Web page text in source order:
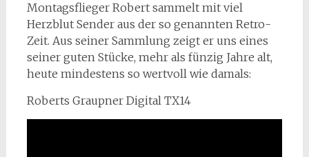
Montagsflieger Robert sammelt mit viel
Herzblut Sender aus der so genannten Retro-
Zeit. Aus seiner Sammlung zeigt er uns eines
seiner guten Stücke, mehr als fünzig Jahre alt,
heute mindestens so wertvoll wie damals:
Roberts Graupner Digital TX14